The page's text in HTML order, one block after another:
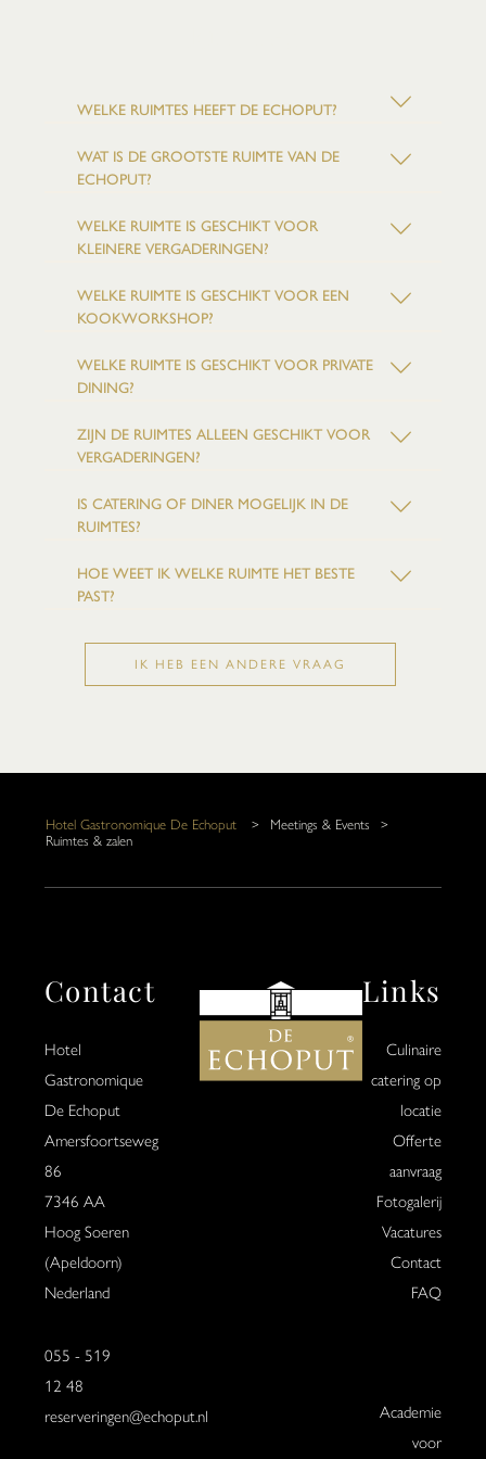
WELKE RUIMTES HEEFT DE ECHOPUT?
WAT IS DE GROOTSTE RUIMTE VAN DE
ECHOPUT?
WELKE RUIMTE IS GESCHIKT VOOR
KLEINERE VERGADERINGEN?
WELKE RUIMTE IS GESCHIKT VOOR EEN
KOOKWORKSHOP?
WELKE RUIMTE IS GESCHIKT VOOR PRIVATE
DINING?
ZIJN DE RUIMTES ALLEEN GESCHIKT VOOR
VERGADERINGEN?
IS CATERING OF DINER MOGELIJK IN DE
RUIMTES?
HOE WEET IK WELKE RUIMTE HET BESTE
PAST?
IK HEB EEN ANDERE VRAAG
Hotel Gastronomique De Echoput > Meetings & Events
>
Ruimtes & zalen
Contact
Hotel
Gastronomique
De Echoput
Amersfoortseweg
86
7346 AA
Hoog Soeren
(Apeldoorn)
Nederland
055 - 519
12 48
reserveringen@echoput.nl
Links
Culinaire
catering op
locatie
Offerte
aanvraag
Fotogalerij
Vacatures
Contact
FAQ
Academie
voor